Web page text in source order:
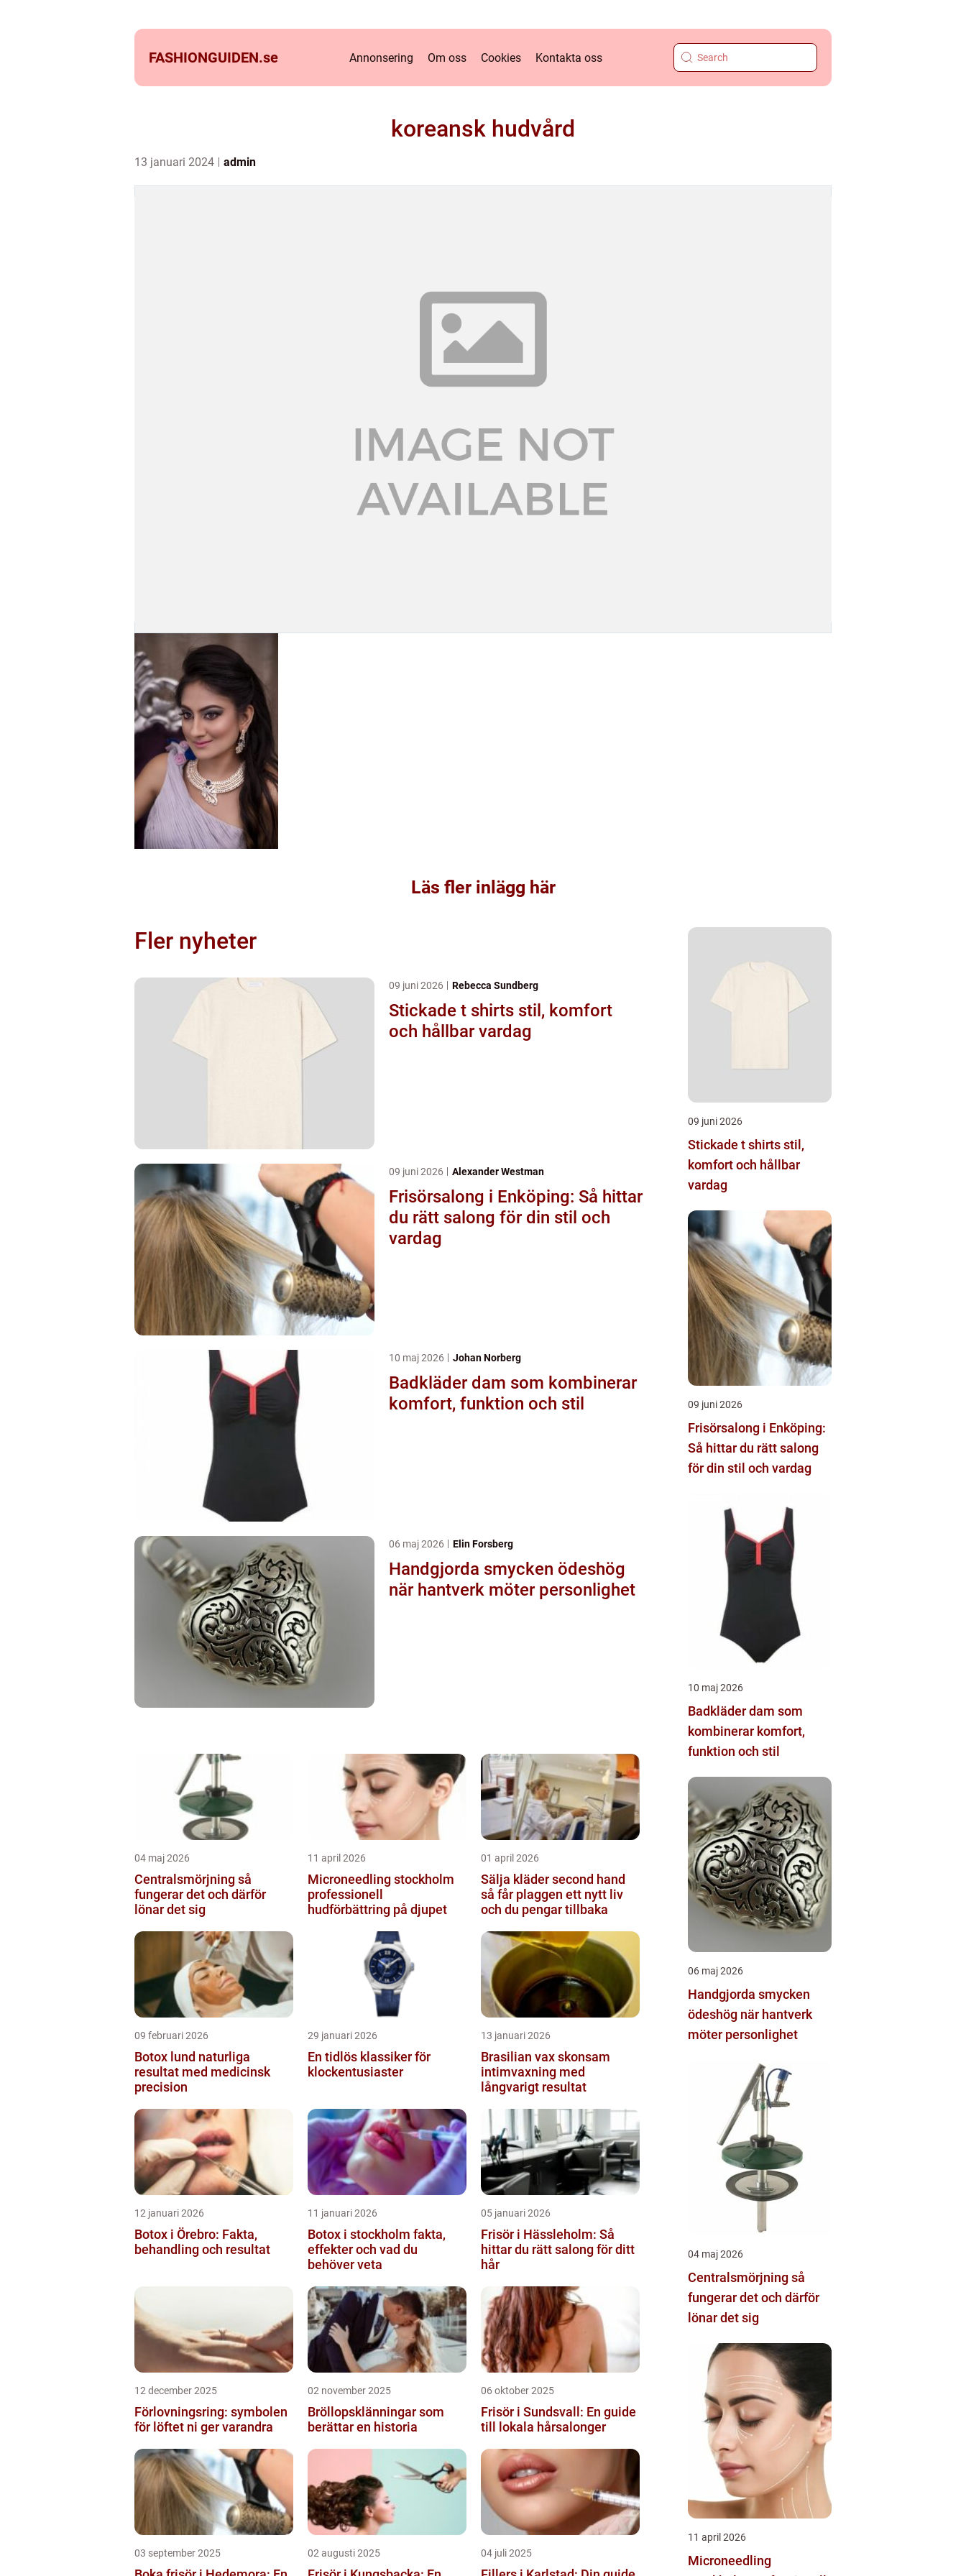
FASHIONGUIDEN.se Annonsering Om oss Cookies Kontakta oss
koreansk hudvård
13 januari 2024 admin
Läs fler inlägg här
Fler nyheter
09 juni 2026 Rebecca Sundberg
Stickade t shirts stil, komfort
och hållbar vardag
09 juni 2026 Alexander Westman
Frisörsalong i Enköping: Så hittar
du rätt salong för din stil och
vardag
10 maj 2026 Johan Norberg
Badkläder dam som kombinerar
komfort, funktion och stil
06 maj 2026 Elin Forsberg
Handgjorda smycken ödeshög
när hantverk möter personlighet
04 maj 2026
Centralsmörjning så
fungerar det och därför
lönar det sig
11 april 2026
Microneedling stockholm
professionell
hudförbättring på djupet
01 april 2026
Sälja kläder second hand
så får plaggen ett nytt liv
och du pengar tillbaka
09 februari 2026
Botox lund naturliga
resultat med medicinsk
precision
29 januari 2026
En tidlös klassiker för
klockentusiaster
13 januari 2026
Brasilian vax skonsam
intimvaxning med
långvarigt resultat
12 januari 2026
Botox i Örebro: Fakta,
behandling och resultat
11 januari 2026
Botox i stockholm fakta,
effekter och vad du
behöver veta
05 januari 2026
Frisör i Hässleholm: Så
hittar du rätt salong för ditt
hår
12 december 2025
Förlovningsring: symbolen
för löftet ni ger varandra
02 november 2025
Bröllopsklänningar som
berättar en historia
06 oktober 2025
Frisör i Sundsvall: En guide
till lokala hårsalonger
03 september 2025 02 augusti 2025 04 juli 2025
09 juni 2026
Stickade t shirts stil,
komfort och hållbar
vardag
09 juni 2026
Frisörsalong i Enköping:
Så hittar du rätt salong
för din stil och vardag
10 maj 2026
Badkläder dam som
kombinerar komfort,
funktion och stil
06 maj 2026
Handgjorda smycken
ödeshög när hantverk
möter personlighet
04 maj 2026
Centralsmörjning så
fungerar det och därför
lönar det sig
11 april 2026
Microneedling